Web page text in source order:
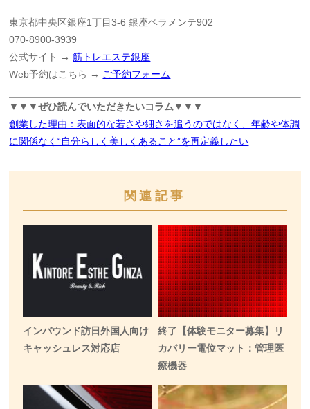
東京都中央区銀座1丁目3-6 銀座ベラメンテ902
070-8900-3939
公式サイト →筋トレエステ銀座
Web予約はこちら → ご予約フォーム
▼▼▼ぜひ読んでいただきたいコラム▼▼▼
創業した理由：表面的な若さや細さを追うのではなく、年齢や体調
に関係なく“自分らしく美しくあること”を再定義したい
関連記事
インバウンド訪日外国人向け
キャッシュレス対応店
終了【体験モニター募集】リ
カバリー電位マット：管理医
療機器